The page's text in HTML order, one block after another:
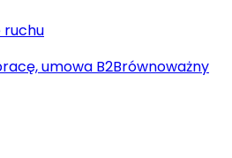
ruchu
umowa B2Brównoważny